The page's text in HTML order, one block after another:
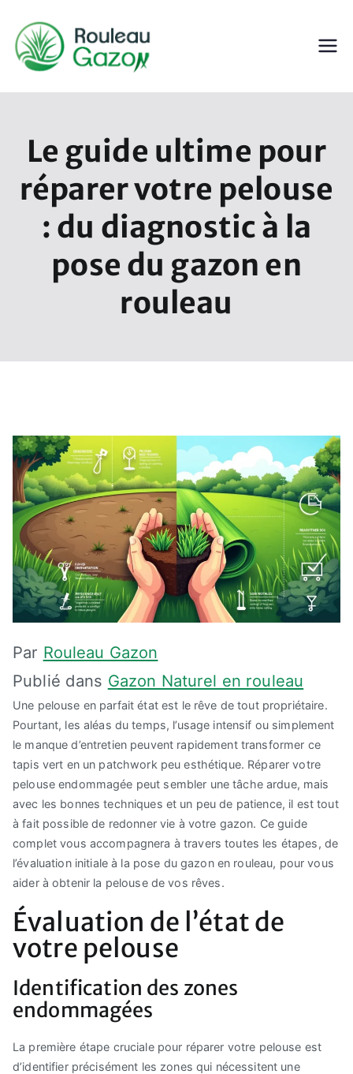
contenu
Le guide ultime pour
réparer votre pelouse
: du diagnostic à la
pose du gazon en
rouleau
Par Rouleau Gazon
Publié dans Gazon Naturel en rouleau
Une pelouse en parfait état est le rêve de tout propriétaire.
Pourtant, les aléas du temps, l’usage intensif ou simplement
le manque d’entretien peuvent rapidement transformer ce
tapis vert en un patchwork peu esthétique. Réparer votre
pelouse endommagée peut sembler une tâche ardue, mais
avec les bonnes techniques et un peu de patience, il est tout
à fait possible de redonner vie à votre gazon. Ce guide
complet vous accompagnera à travers toutes les étapes, de
l’évaluation initiale à la pose du gazon en rouleau, pour vous
aider à obtenir la pelouse de vos rêves.
Évaluation de l’état de
votre pelouse
Identification des zones
endommagées
La première étape cruciale pour réparer votre pelouse est
d’identifier précisément les zones qui nécessitent une